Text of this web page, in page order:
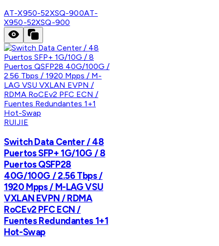
AT-X950-52XSQ-900AT-
X950-52XSQ-900
RUIJIE
Switch Data Center / 48
Puertos SFP+ 1G/10G / 8
Puertos QSFP28
40G/100G / 2.56 Tbps /
1920 Mpps / M-LAG VSU
VXLAN EVPN / RDMA
RoCEv2 PFC ECN /
Fuentes Redundantes 1+1
Hot-Swap